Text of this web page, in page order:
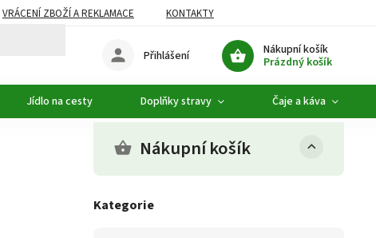
VRÁCENÍ ZBOŽÍ A REKLAMACE
KONTAKTY
Nákupní košík
Prázdný košík
Přihlášení
Jídlo na cesty Doplňky stravy Čaje a káva
Nákupní košík
Kategorie